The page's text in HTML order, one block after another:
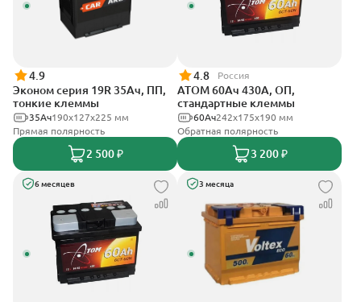
4.9
Эконом серия 19R 35Ач, ПП,
тонкие клеммы
190х127х225 мм
35Ач
Прямая полярность
2 500 ₽
4.8 Россия
АТОМ 60Ач 430А, ОП,
стандартные клеммы
242х175х190 мм
60Ач
Обратная полярность
3 200 ₽
6 месяцев 3 месяца